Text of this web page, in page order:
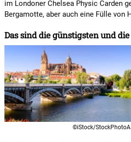
im Londoner Chelsea Physic Carden
Bergamotte, aber auch eine Fülle von
Das sind die günstigsten und
©iStock/